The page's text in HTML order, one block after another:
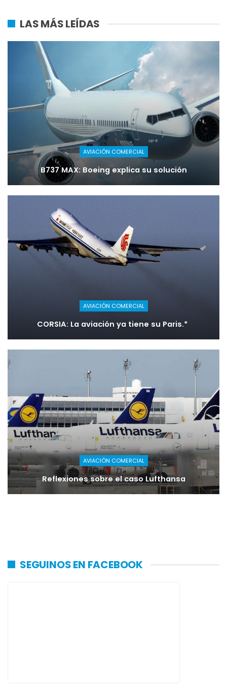
LAS MÁS LEÍDAS
AVIACIÓN COMERCIAL
B737 MAX: Boeing explica su solución
AVIACIÓN COMERCIAL
CORSIA: La aviación ya tiene su Paris.*
AVIACIÓN COMERCIAL
Reflexiones sobre el caso Lufthansa
SEGUINOS EN FACEBOOK